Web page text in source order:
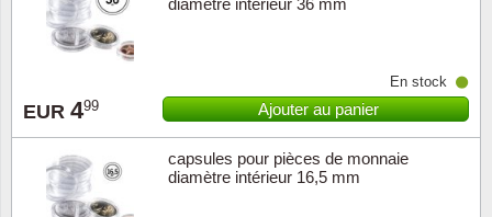
diamètre intérieur 36 mm
EUR 499
En stock
Ajouter au panier
capsules pour pièces de monnaie
diamètre intérieur 16,5 mm